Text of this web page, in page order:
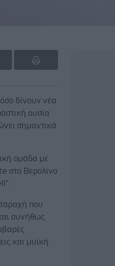
δίνουν νέα
ουσία
σημαντικά
ομάδα με
στο Βερολίνο
που
συνήθως
και μυϊκή